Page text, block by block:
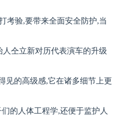
考验,要带来全面安全防护,当
人仝立新对历代表演车的升级
见的高级感,它在诸多细节上更
的人体工程学,还便于监护人